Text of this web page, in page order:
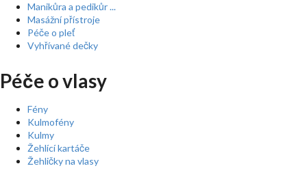
Manikůra a pedikůr ...
Masážní přístroje
Péče o pleť
Vyhřívané dečky
Péče o vlasy
Fény
Kulmofény
Kulmy
Žehlící kartáče
Žehličky na vlasy